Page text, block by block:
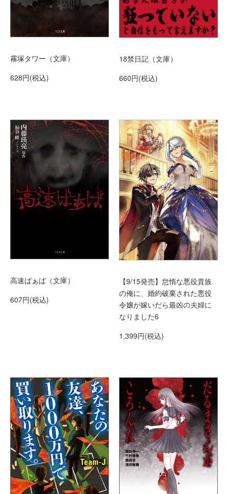
霧塚タワー（文庫）
628円(税込)
18禁日記（文庫）
660円(税込)
高速ばぁば（文庫）
607円(税込)
【9/15発売】怠惰な悪役貴族
の俺に、婚約破棄された悪役
令嬢が嫁いだら最凶の夫婦に
なりました6
1,399円(税込)